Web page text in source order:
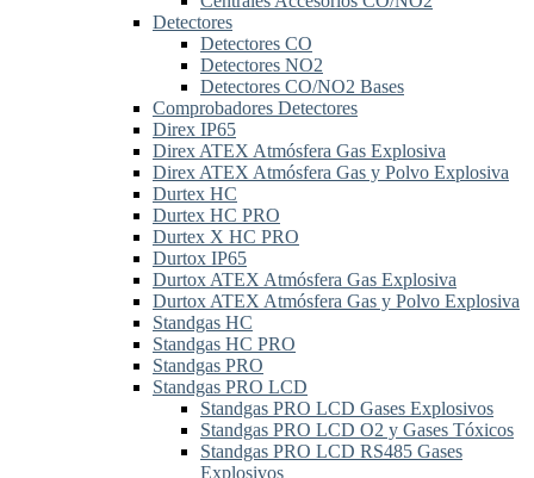
Detectores
Detectores CO
Detectores NO2
Detectores CO/NO2 Bases
Comprobadores Detectores
Direx IP65
Direx ATEX Atmósfera Gas Explosiva
Direx ATEX Atmósfera Gas y Polvo Explosiva
Durtex HC
Durtex HC PRO
Durtex X HC PRO
Durtox IP65
Durtox ATEX Atmósfera Gas Explosiva
Durtox ATEX Atmósfera Gas y Polvo Explosiva
Standgas HC
Standgas HC PRO
Standgas PRO
Standgas PRO LCD
Standgas PRO LCD Gases Explosivos
Standgas PRO LCD O2 y Gases Tóxicos
Standgas PRO LCD RS485 Gases
Explosivos